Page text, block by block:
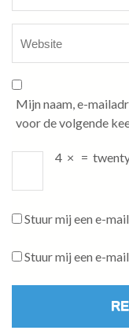
Mijn naam, e-
voor de volgende
4 × =
Stuur mij een e-
Stuur mij een e-